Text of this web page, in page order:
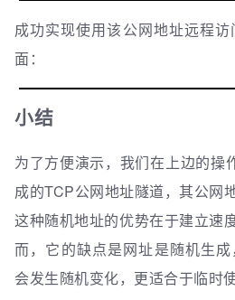
成功实现使用该公网地址远程
面：
小结
为了方便演示，我们在上边的操
成的TCP公网地址隧道，其公网
这种随机地址的优势在于建立速
而，它的缺点是网址是随机生
会发生随机变化，更适合于临时使